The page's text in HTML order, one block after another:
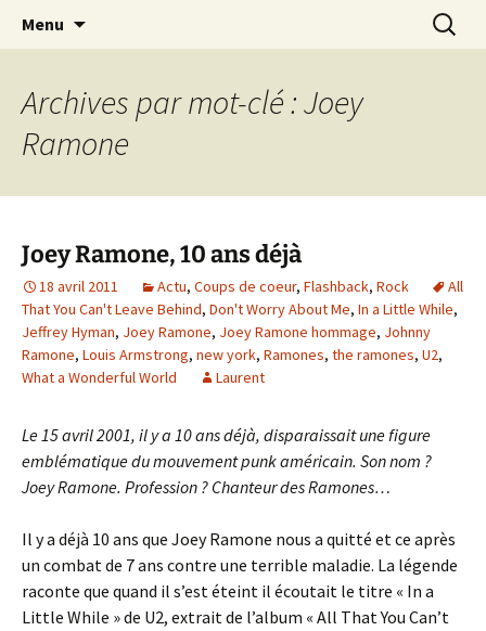
Laurent Rieppi
Journaliste musical · Historien du rock ·
Conférencier
Menu
Archives par mot-clé : Joey
Ramone
Joey Ramone, 10 ans déjà
18 avril 2011 Actu, Coups de coeur, Flashback, Rock
All
That You Can't Leave Behind, Don't Worry About Me, In a Little While,
Jeffrey Hyman, Joey Ramone, Joey Ramone hommage, Johnny
Ramone, Louis Armstrong, new york, Ramones, the ramones, U2,
What a Wonderful World
Laurent
Le 15 avril 2001, il y a 10 ans déjà, disparaissait une figure
emblématique du mouvement punk américain. Son nom ?
Joey Ramone. Profession ? Chanteur des Ramones…
Il y a déjà 10 ans que Joey Ramone nous a quitté et ce après
un combat de 7 ans contre une terrible maladie. La légende
raconte que quand il s’est éteint il écoutait le titre « In a
Little While » de U2, extrait de l’album « All That You Can’t